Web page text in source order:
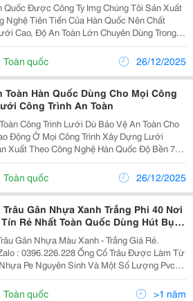
Quốc Được Công Ty Img Chúng Tôi Sản Xuất
Nghệ Tiên Tiến Của Hàn Quốc Nên Chất
Cao, Độ An Toàn Lớn Chuyên Dùng Trong
Dựng. Thông Số: Kích Thước: 2-3-
4M X 50M Mắt: 2.5-5Cm Màu: Xanh Lá, Cam,...
Toàn quốc 26/12/2025
Toàn Hàn Quốc Dùng Cho Mọi Công
Công Trình An Toàn
Lưới Dù Bảo Vệ An Toàn Cho
Động Ở Mọi Công Trình Xây Dựng Lưới
Theo Công Nghệ Hàn Quốc Độ Bền 7
Màu Sắc :Xanh Lá,Xanh Dương Và Vàng Hàng L
Toàn quốc 26/12/2025
Trâu Gân Nhựa Xanh Trắng Phi 40 Nơi
Rẻ Nhất Toàn Quốc Dùng Hút Bụi
Gân Nhựa Màu Xanh - Trắng Giá Rẻ.
Ống Cổ Trâu Được Làm Từ
Pe Nguyên Sinh Và Một Số Lượng Pvc
Đảm Bảo Dộ An Toàn Dẻo Dai , Độ Bền Cao
Khi Sử Dụng . _ Màu Sắc : Xanh , Trắng _Ống Cổ...
Toàn quốc >1 năm